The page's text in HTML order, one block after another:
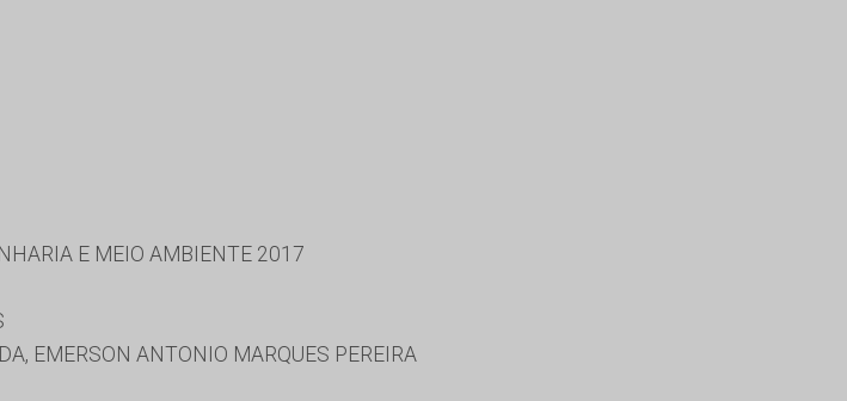
E MEIO AMBIENTE 2017
EMERSON ANTONIO MARQUES PEREIRA